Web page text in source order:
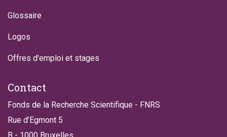
Glossaire
Logos
Offres d'emploi et stages
Contact
Fonds de la Recherche Scientifique - FNRS
Rue d’Egmont 5